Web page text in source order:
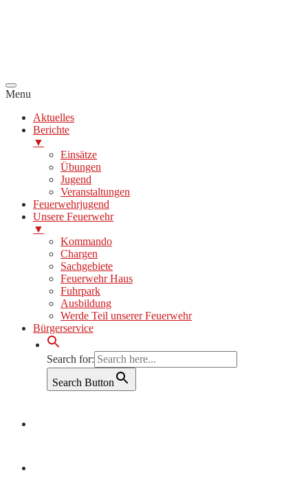
Menu
Aktuelles
Berichte
▼
Einsätze
Übungen
Jugend
Veranstaltungen
Feuerwehrjugend
Unsere Feuerwehr
▼
Kommando
Chargen
Sachgebiete
Feuerwehr Haus
Fuhrpark
Ausbildung
Werde Teil unserer Feuerwehr
Bürgerservice
Search for:
Search Button